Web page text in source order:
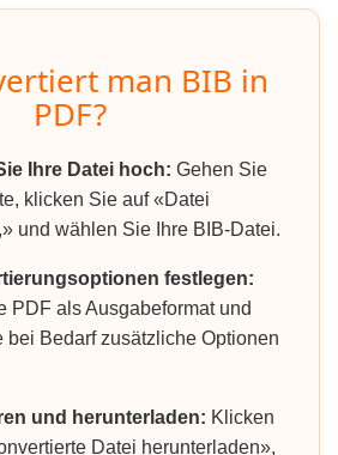
man BIB in
PDF?
Ihre Datei hoch: Gehen Sie
klicken Sie auf «Datei
und wählen Sie Ihre BIB-Datei.
festlegen:
PDF als Ausgabeformat und
bei Bedarf zusätzliche Optionen
und herunterladen: Klicken
Datei herunterladen»,